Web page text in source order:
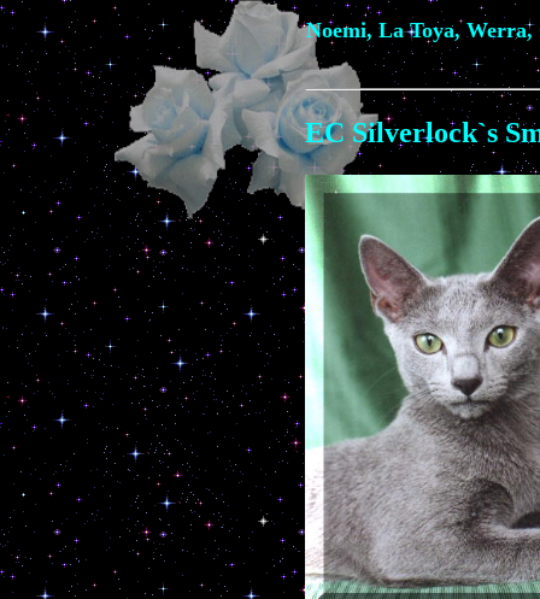
Noemi, La Toya,
EC Silverlock`s